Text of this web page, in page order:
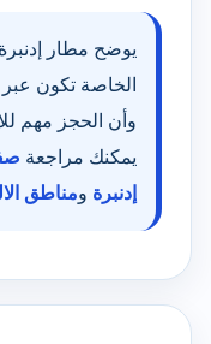
يوضح مطار
الخاصة تكون
يمكنك مراجعة
إدنبرة ومناطق